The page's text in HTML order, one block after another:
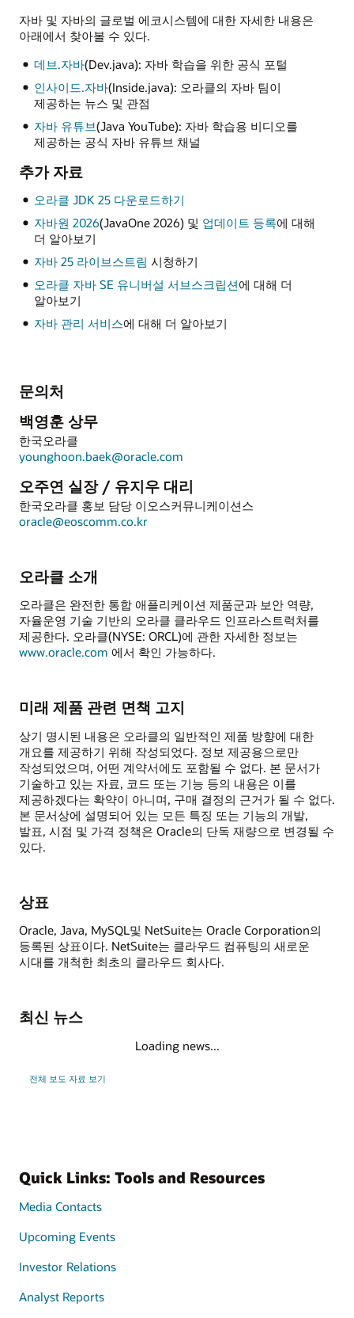
자바 및 자바의 글로벌 에코시스템에 대한 자세한 내용은
아래에서 찾아볼 수 있다.
데브.자바(Dev.java): 자바 학습을 위한 공식 포털
인사이드.자바(Inside.java): 오라클의 자바 팀이
제공하는 뉴스 및 관점
자바 유튜브(Java YouTube): 자바 학습용 비디오를
제공하는 공식 자바 유튜브 채널
추가 자료
오라클 JDK 25 다운로드하기
자바원 2026(JavaOne 2026) 및 업데이트 등록에 대해
더 알아보기
자바 25 라이브스트림 시청하기
오라클 자바 SE 유니버설 서브스크립션에 대해 더
알아보기
자바 관리 서비스에 대해 더 알아보기
문의처
백영훈 상무
한국오라클
younghoon.baek@oracle.com
오주연 실장 / 유지우 대리
한국오라클 홍보 담당 이오스커뮤니케이션스
oracle@eoscomm.co.kr
오라클 소개
오라클은 완전한 통합 애플리케이션 제품군과 보안 역량,
자율운영 기술 기반의 오라클 클라우드 인프라스트럭처를
제공한다. 오라클(NYSE: ORCL)에 관한 자세한 정보는
www.oracle.com 에서 확인 가능하다.
미래 제품 관련 면책 고지
상기 명시된 내용은 오라클의 일반적인 제품 방향에 대한
개요를 제공하기 위해 작성되었다. 정보 제공용으로만
작성되었으며, 어떤 계약서에도 포함될 수 없다. 본 문서가
기술하고 있는 자료, 코드 또는 기능 등의 내용은 이를
제공하겠다는 확약이 아니며, 구매 결정의 근거가 될 수 없다.
본 문서상에 설명되어 있는 모든 특징 또는 기능의 개발,
발표, 시점 및 가격 정책은 Oracle의 단독 재량으로 변경될 수
있다.
상표
Oracle, Java, MySQL및 NetSuite는 Oracle Corporation의
등록된 상표이다. NetSuite는 클라우드 컴퓨팅의 새로운
시대를 개척한 최초의 클라우드 회사다.
최신 뉴스
Loading news...
전체 보도 자료 보기
Quick Links: Tools and Resources
Media Contacts
Upcoming Events
Investor Relations
Analyst Reports